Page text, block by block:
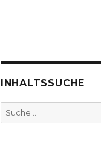
INHALTSSUCHE
Suche
nach: